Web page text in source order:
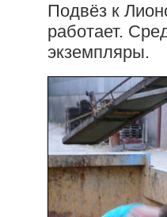
Подвёз к
работает.
экземпляры.